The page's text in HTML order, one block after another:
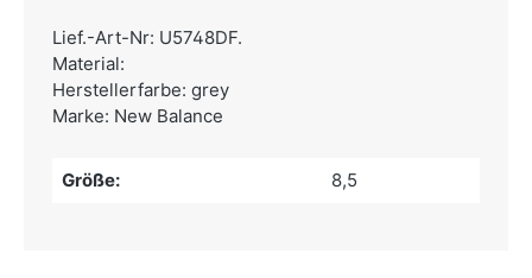
Lief.-Art-Nr: U5748DF.
Material:
Herstellerfarbe: grey
Marke: New Balance
Größe: 8,5